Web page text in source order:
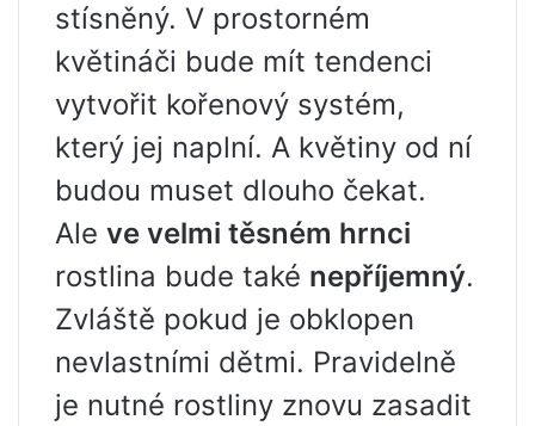
stísněný. V prostorném
květináči bude mít tendenci
vytvořit kořenový systém,
který jej naplní. A květiny od ní
budou muset dlouho čekat.
Ale ve velmi těsném hrnci
rostlina bude také nepříjemný.
Zvláště pokud je obklopen
nevlastními dětmi. Pravidelně
je nutné rostliny znovu zasadit